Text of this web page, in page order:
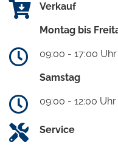
Verkauf
Montag bis
09:00 - 17:00 Uhr
Samstag
09:00 - 12:00 Uhr
Service